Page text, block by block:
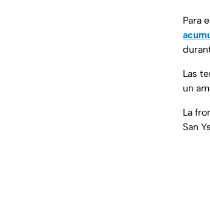
Para
Las
un
La
San